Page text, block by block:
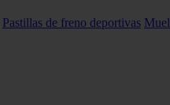
Pastillas de freno deportivas